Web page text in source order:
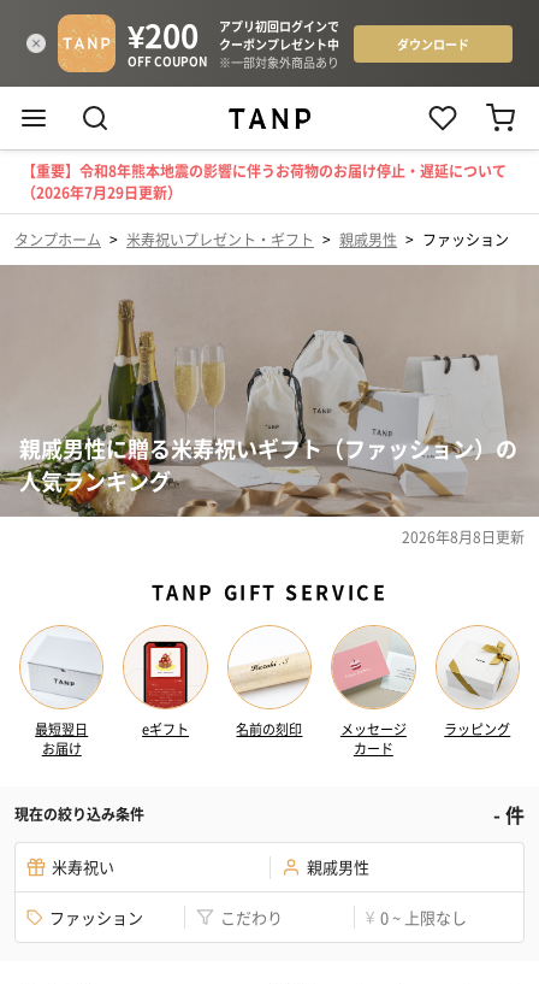
【重要】令和8年熊本地震の影響に伴うお荷物のお届け停止・遅延について
（2026年7月29日更新）
タンプホーム > 米寿祝いプレゼント・ギフト > 親戚男性 > ファッション
親戚男性に贈る米寿祝いギフト（ファッション）の
人気ランキング
2026年8月8日更新
TANP GIFT SERVICE
最短翌日
お届け
eギフト 名前の刻印
メッセージ
カード
ラッピング
現在の絞り込み条件 -件
米寿祝い 親戚男性
ファッション こだわり ¥ 0 ~ 上限なし